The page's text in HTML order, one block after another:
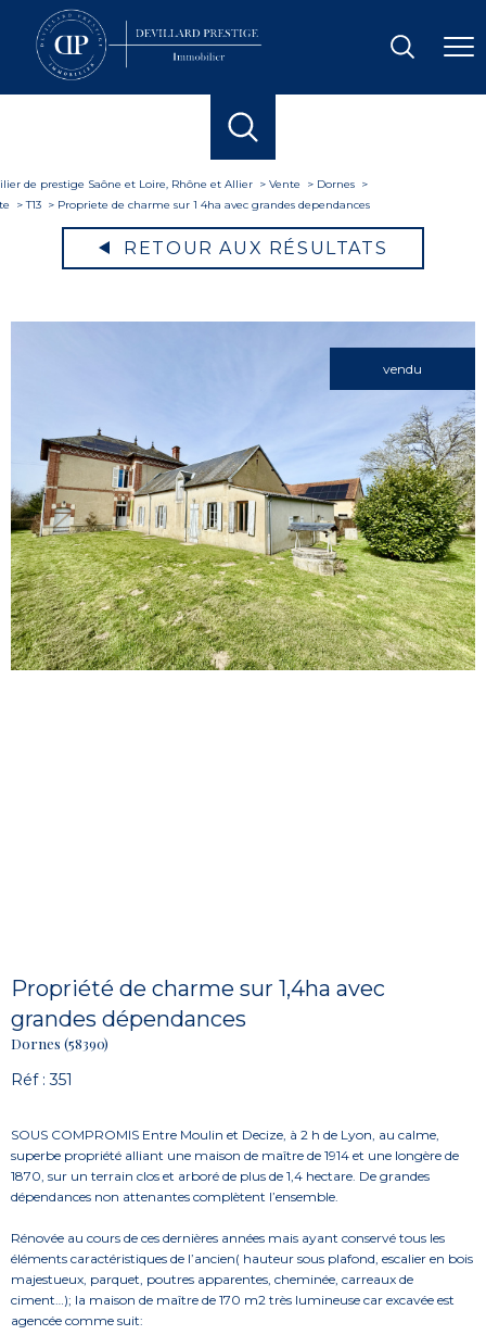
de prestige Saône et Loire, Rhône et Allier Vente
Dornes
T13 Propriete de charme sur 1 4ha avec grandes dependances
RETOUR AUX RÉSULTATS
vendu
Propriété de charme sur 1,4ha avec
grandes dépendances
Dornes (58390)
Réf : 351
SOUS COMPROMIS Entre Moulin et Decize, à 2 h de Lyon, au calme,
superbe propriété alliant une maison de maître de 1914 et une longère de
1870, sur un terrain clos et arboré de plus de 1,4 hectare. De grandes
dépendances non attenantes complètent l’ensemble.
Rénovée au cours de ces dernières années mais ayant conservé tous les
éléments caractéristiques de l’ancien( hauteur sous plafond, escalier en bois
majestueux, parquet, poutres apparentes, cheminée, carreaux de
ciment…); la maison de maître de 170 m2 très lumineuse car excavée est
agencée comme suit: